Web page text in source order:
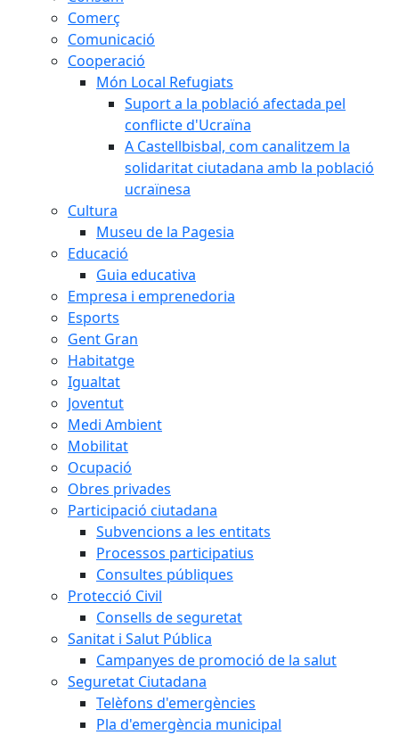
Comerç
Comunicació
Cooperació
Món Local Refugiats
Suport a la població afectada pel
conflicte d'Ucraïna
A Castellbisbal, com canalitzem la
solidaritat ciutadana amb la població
ucraïnesa
Cultura
Museu de la Pagesia
Educació
Guia educativa
Empresa i emprenedoria
Esports
Gent Gran
Habitatge
Igualtat
Joventut
Medi Ambient
Mobilitat
Ocupació
Obres privades
Participació ciutadana
Subvencions a les entitats
Processos participatius
Consultes públiques
Protecció Civil
Consells de seguretat
Sanitat i Salut Pública
Campanyes de promoció de la salut
Seguretat Ciutadana
Telèfons d'emergències
Pla d'emergència municipal